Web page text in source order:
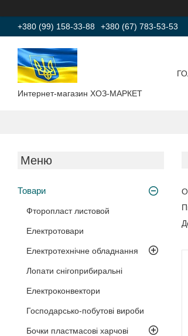
+380 (99) 158-33-88 +380 (67) 783-53-53
Интернет-магазин ХОЗ-МАРКЕТ
Товари
Фторопласт листовой
Електротовари
Електротехнічне обладнання
Лопати снігоприбиральні
Електроконвектори
Господарсько-побутові вироби
Бочки пластмасові харчові